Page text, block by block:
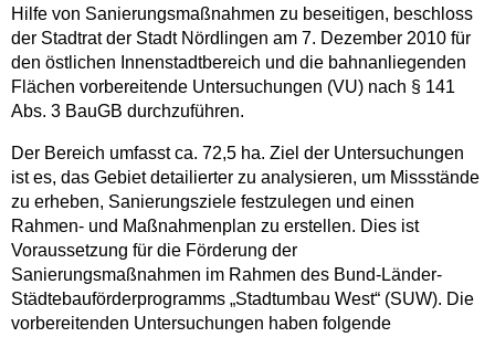
Hilfe von Sanierungsmaßnahmen zu beseitigen, beschloss
der Stadtrat der Stadt Nördlingen am 7. Dezember 2010 für
den östlichen Innenstadtbereich und die bahnanliegenden
Flächen vorbereitende Untersuchungen (VU) nach § 141
Abs. 3 BauGB durchzuführen.
Der Bereich umfasst ca. 72,5 ha. Ziel der Untersuchungen
ist es, das Gebiet detailierter zu analysieren, um Missstände
zu erheben, Sanierungsziele festzulegen und einen
Rahmen- und Maßnahmenplan zu erstellen. Dies ist
Voraussetzung für die Förderung der
Sanierungsmaßnahmen im Rahmen des Bund-Länder-
Städtebauförderprogramms „Stadtumbau West“ (SUW). Die
vorbereitenden Untersuchungen haben folgende